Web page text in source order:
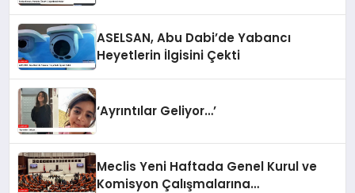
ASELSAN, Abu Dabi’de Yabancı
Heyetlerin İlgisini Çekti
‘Ayrıntılar Geliyor…’
Meclis Yeni Haftada Genel Kurul ve
Komisyon Çalışmalarına